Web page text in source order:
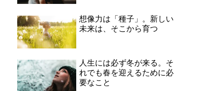
想像力は「種子」。新しい
未来は、そこから育つ
人生には必ず冬が来る。そ
れでも春を迎えるために必
要なこと